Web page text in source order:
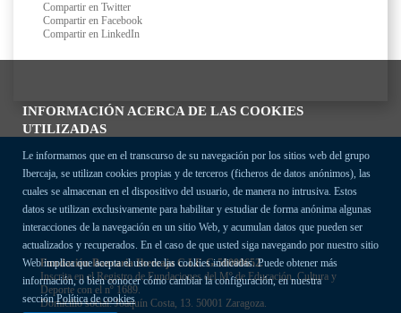
INFORMACIÓN ACERCA DE LAS COOKIES
UTILIZADAS
Le informamos que en el transcurso de su navegación por los sitios web del grupo
Ibercaja, se utilizan cookies propias y de terceros (ficheros de datos anónimos), las
cuales se almacenan en el dispositivo del usuario, de manera no intrusiva. Estos
datos se utilizan exclusivamente para habilitar y estudiar de forma anónima algunas
interacciones de la navegación en un sitio Web, y acumulan datos que pueden ser
actualizados y recuperados. En el caso de que usted siga navegando por nuestro sitio
Web implica que acepta el uso de las cookies indicadas. Puede obtener más
información, o bien conocer cómo cambiar la configuración, en nuestra
secciónPolítica de cookies
Compartir en Twitter
Compartir en Facebook
Compartir en LinkedIn
Fundación Bancaria Ibercaja C.I.F. G-50000652.
Inscrita en el Registro de Fundaciones del Mº de Educación, Cultura y
Deporte con el nº 1689.
Domicilio social: Joaquín Costa, 13. 50001 Zaragoza.